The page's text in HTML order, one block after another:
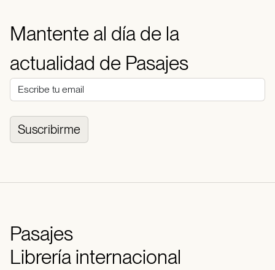
Mantente al día de la
actualidad de Pasajes
Suscribirme
Pasajes
Librería internacional